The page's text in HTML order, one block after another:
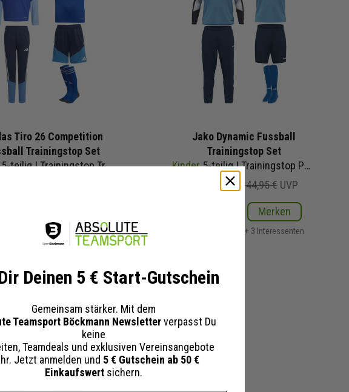
Tiro 26 Competition
Trainingstop Set
| Trainingstop Trainingshose Trikot Trainingsshorts Sockenstutzen | Fußball Komplettset
+ 4 Interessenten
Jako Dynamic Fussball
Trainingstop Set
Kinder5-teilig | Trainingstop Polyesterhose T-Shirt Trainingsshorts Sockenstutzen | Fußball Komplettset
144,95 € UVP
Merken
+ 3 Interessenten
Deinen 5 € Start-Gutschein
Gemeinsam stärker. Mit dem
Teamsport Böckmann Newsletterverpasst Du
keine
Teamdeals und exklusiven Vereinsangebote
Jetzt anmelden und 5 € Gutschein ab 50 €
Einkaufswertsichern.